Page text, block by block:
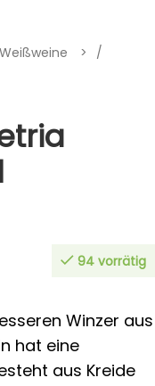
Weißweine
/
94 vorrätig
Winzer aus
hat eine
aus Kreide